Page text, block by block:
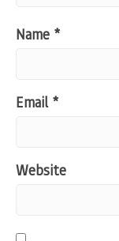
Name *
Email *
Website